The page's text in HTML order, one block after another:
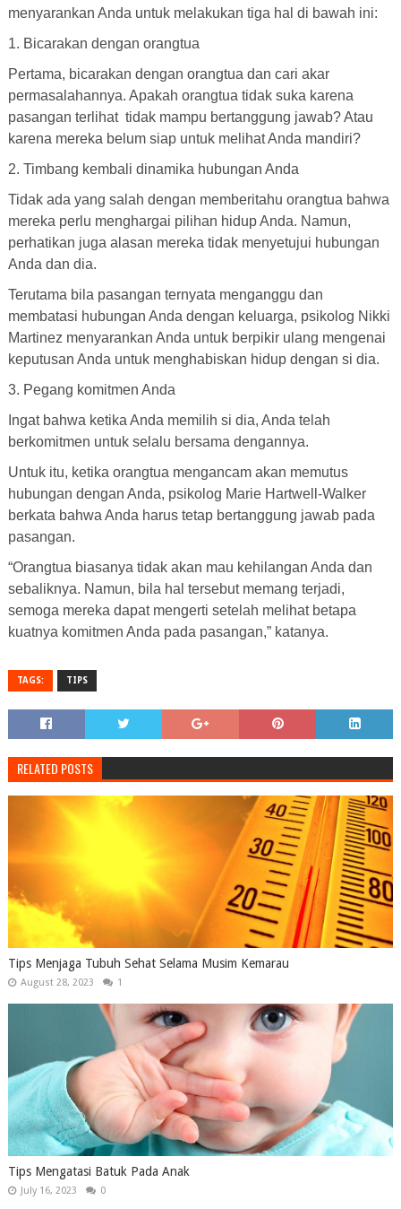
menyarankan Anda untuk melakukan tiga hal di bawah ini:
1. Bicarakan dengan orangtua
Pertama, bicarakan dengan orangtua dan cari akar
permasalahannya. Apakah orangtua tidak suka karena
pasangan terlihat tidak mampu bertanggung jawab? Atau
karena mereka belum siap untuk melihat Anda mandiri?
2. Timbang kembali dinamika hubungan Anda
Tidak ada yang salah dengan memberitahu orangtua bahwa
mereka perlu menghargai pilihan hidup Anda. Namun,
perhatikan juga alasan mereka tidak menyetujui hubungan
Anda dan dia.
Terutama bila pasangan ternyata menganggu dan
membatasi hubungan Anda dengan keluarga, psikolog Nikki
Martinez menyarankan Anda untuk berpikir ulang mengenai
keputusan Anda untuk menghabiskan hidup dengan si dia.
3. Pegang komitmen Anda
Ingat bahwa ketika Anda memilih si dia, Anda telah
berkomitmen untuk selalu bersama dengannya.
Untuk itu, ketika orangtua mengancam akan memutus
hubungan dengan Anda, psikolog Marie Hartwell-Walker
berkata bahwa Anda harus tetap bertanggung jawab pada
pasangan.
“Orangtua biasanya tidak akan mau kehilangan Anda dan
sebaliknya. Namun, bila hal tersebut memang terjadi,
semoga mereka dapat mengerti setelah melihat betapa
kuatnya komitmen Anda pada pasangan,” katanya.
TAGS: TIPS
RELATED POSTS
Tips Menjaga Tubuh Sehat Selama Musim Kemarau
August 28, 2023 1
Tips Mengatasi Batuk Pada Anak
July 16, 2023 0